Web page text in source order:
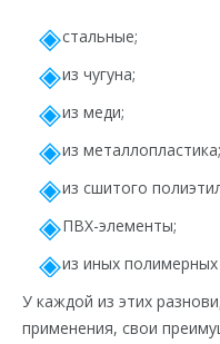
стальные;
из чугуна;
из меди;
из металлопластика;
из сшитого
ПВХ-элементы;
из иных
У каждой из этих
применения, свои